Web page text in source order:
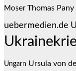
Moser Thomas Pany
uebermedien.de
Ungarn Ursula von